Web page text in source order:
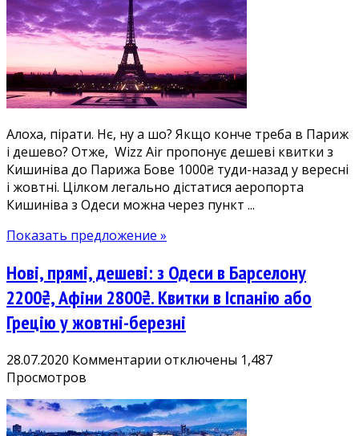
Францію:
збірка
в
Париж
з
Одеси
авіаквитки
+
бус.
Невідомі
широкому
транзитні
у
Молдові
Алоха, пірати. Нє, ну а шо? Якщо конче треба в Париж
і дешево? Отже, Wizz Air пропонує дешеві квитки з
Кишиніва до Парижа Бове 1000₴ туди-назад у вересні
і жовтні. Цілком легально дістатися аеропорта
Кишиніва з Одеси можна через пункт ...
Показать предложение »
Нові, прямі, дешеві: з Одеси в Барселону
2200₴, Афіни 2800₴. Квитки в Іспанію або
Грецію у жовтні-березні
28.07.2020 Комментарии к
прямі,
дешеві:
отключены 1,487
Просмотров